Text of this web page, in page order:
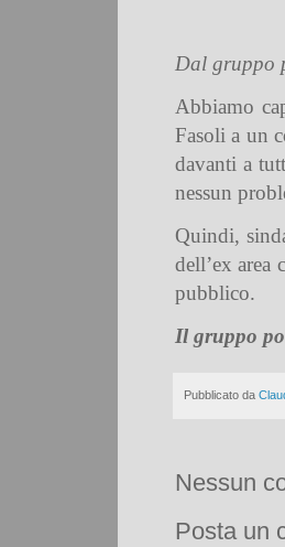
Dal gruppo
Abbiamo
Fasoli a un
davanti a
nessun
Quindi,
dell’ex area
pubblico.
Il gruppo
Pubblicato da
Nessun
Posta un